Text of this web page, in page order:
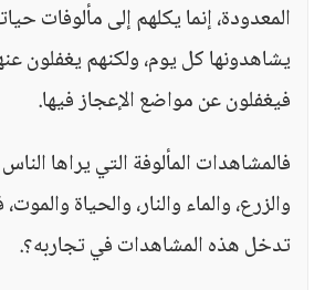
المعدودة، إنما يكلهم إلى مألوفات
يشاهدونها كل يوم، ولكنهم يغفلون
فيغفلون عن مواضع الإعجاز فيها.
فالمشاهدات المألوفة التي يراها
والزرع، والماء والنار، والحياة
تدخل هذه المشاهدات في تجاربه؟.